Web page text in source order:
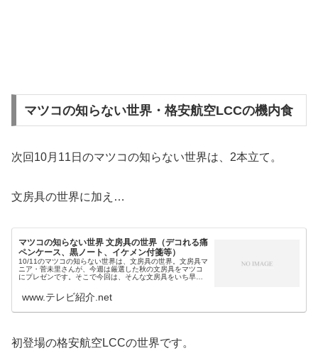
マツコの知らない世界・格安航空LCCの機内食
次回10月11日のマツコの知らない世界は、2本立て。
文房具の世界に加え…
マツコの知らない世界 文房具の世界（デコれる痛
ペンケース、黒ノート、イケメン付箋等）
10/11のマツコの知らない世界は、文房具の世界。文房具マ
ニア・菅未里さんが、今週は厳選した秋の文房具をマツコ
にプレゼンです。そこで今回は、そんな文房具をいち早く
房具をまとめてみます！マツ...
www.テレビ紹介.net
初登場の格安航空LCCの世界です。